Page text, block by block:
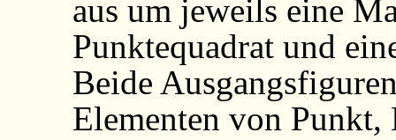
aus um jeweils eine
Punktequadrat und
Beide
Elementen von